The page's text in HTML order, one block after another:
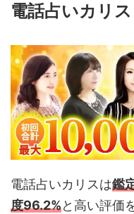
電話占いカリス
電話占いカリスは鑑
度96.2%と高い評価